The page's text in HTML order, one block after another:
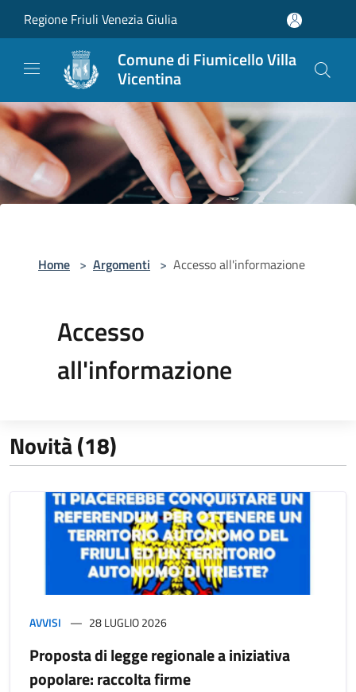
Regione Friuli Venezia Giulia
Comune di Fiumicello Villa
Vicentina
Home > Argomenti > Accesso all'informazione
Accesso
all'informazione
Novità (18)
AVVISI 28 LUGLIO 2026
Proposta di legge regionale a iniziativa
popolare: raccolta firme